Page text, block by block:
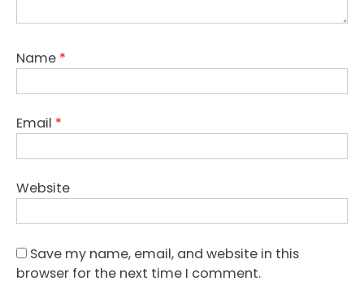
Name *
Email *
Website
Save my name, email, and website in this
browser for the next time I comment.